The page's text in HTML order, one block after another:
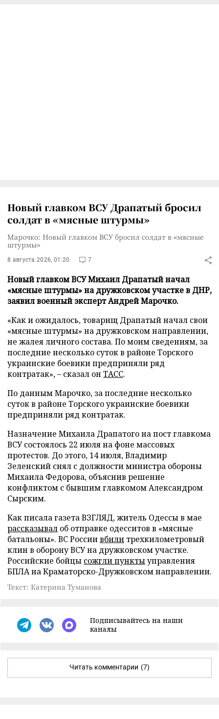
Новый главком ВСУ Драпатый бросил
солдат в «мясные штурмы»
Марочко: Новый главком ВСУ бросил солдат в «мясные
штурмы»
8 августа 2026, 01:20 7
Новый главком ВСУ Михаил Драпатый начал
«мясные штурмы» на дружковском участке в ДНР,
заявил военный эксперт Андрей Марочко.
«Как и ожидалось, товарищ Драпатый начал свои
«мясные штурмы» на дружковском направлении,
не жалея личного состава. По моим сведениям, за
последние несколько суток в районе Торского
украинские боевики предприняли ряд
контратак», – сказал он ТАСС.
По данным Марочко, за последние несколько
суток в районе Торского украинские боевики
предприняли ряд контратак.
Назначение Михаила Драпатого на пост главкома
ВСУ состоялось 22 июля на фоне массовых
протестов. До этого, 14 июля, Владимир
Зеленский снял с должности министра обороны
Михаила Федорова, объяснив решение
конфликтом с бывшим главкомом Александром
Сырским.
Как писала газета ВЗГЛЯД, житель Одессы в мае
рассказывал об отправке одесситов в «мясные
батальоны». ВС Россиивбили трехкилометровый
клин в оборону ВСУ на дружковском участке.
Российские бойцы сожгли пунктыуправления
БПЛА на Краматорско-Дружковском направлении.
Текст: Катерина Туманова
Подписывайтесь на наши
каналы
Читать комментарии (7)